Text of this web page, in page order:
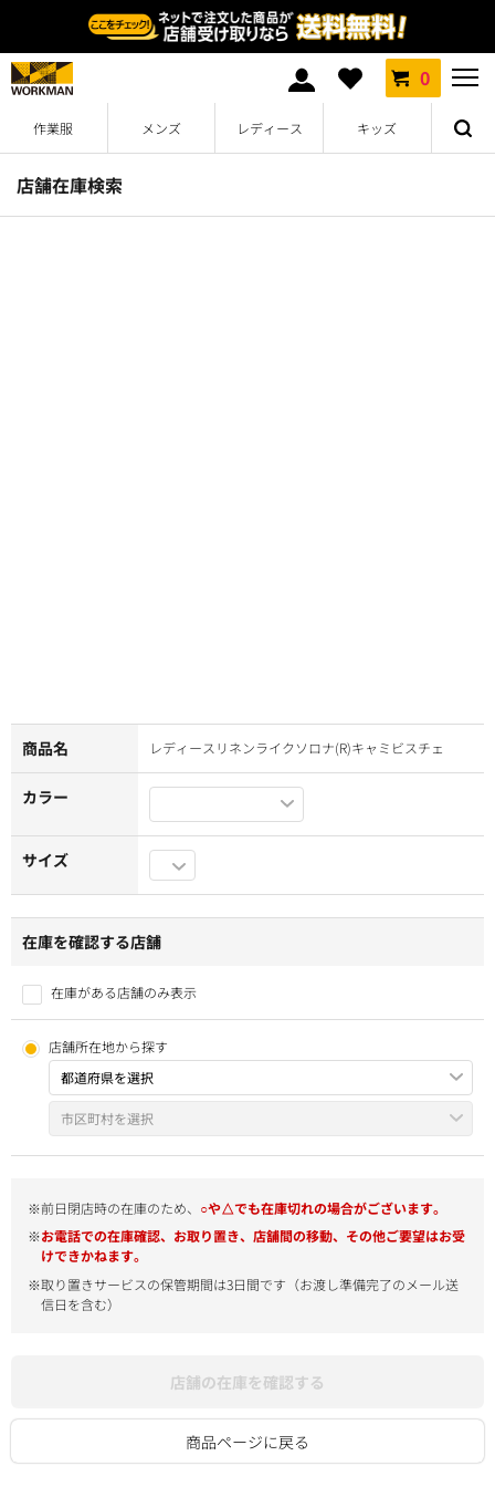
0
作業服 メンズ レディース キッズ
店舗在庫検索
商品名 レディースリネンライクソロナ(R)キャミビスチェ
カラー
サイズ
在庫を確認する店舗
在庫がある店舗のみ表示
店舗所在地から探す
※前日閉店時の在庫のため、 ○や△でも在庫切れの場合がございます。
※お電話での在庫確認、お取り置き、店舗間の移動、その他ご要望はお受
けできかねます。
※取り置きサービスの保管期間は3日間です（お渡し準備完了のメール送
信日を含む）
店舗の在庫を確認する
商品ページに戻る